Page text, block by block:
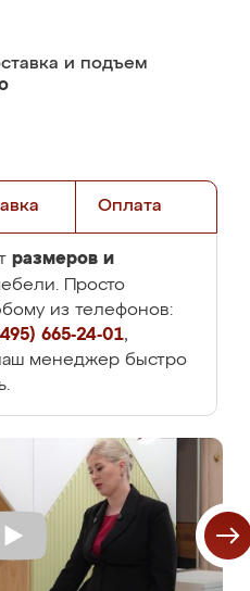
и подъем
Оплата
размеров и
Просто
из телефонов:
665-24-01,
менеджер быстро